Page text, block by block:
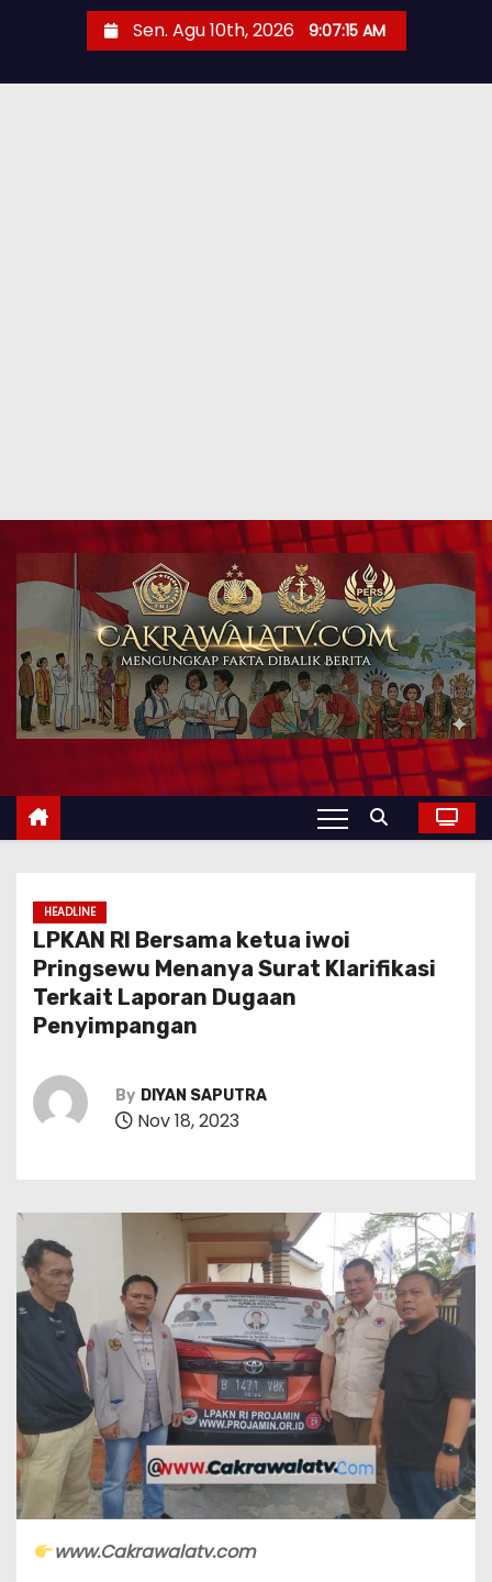
Sen. Agu 10th, 2026 9:07:16 AM
HEADLINE
LPKAN RI Bersama ketua iwoi
Pringsewu Menanya Surat Klarifikasi
Terkait Laporan Dugaan
Penyimpangan
By DIYAN SAPUTRA
Nov 18, 2023
www.Cakrawalatv.com